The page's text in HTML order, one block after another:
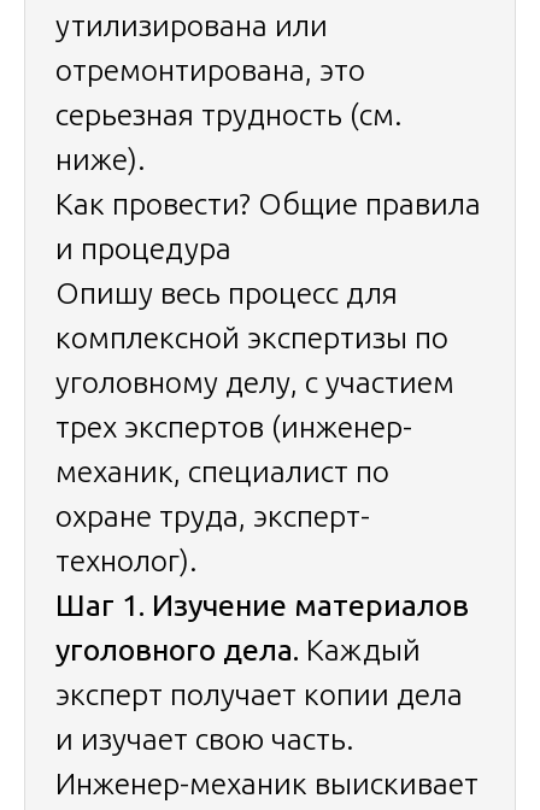
утилизирована или
отремонтирована, это
серьезная трудность (см.
ниже).
Как провести? Общие правила
и процедура
Опишу весь процесс для
комплексной экспертизы по
уголовному делу, с участием
трех экспертов (инженер-
механик, специалист по
охране труда, эксперт-
технолог).
Шаг 1. Изучение материалов
уголовного дела. Каждый
эксперт получает копии дела
и изучает свою часть.
Инженер-механик выискивает